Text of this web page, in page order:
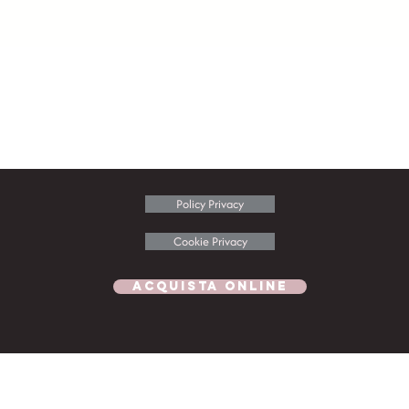
Policy Privacy
Cookie Privacy
ACQUISTA ONLINE